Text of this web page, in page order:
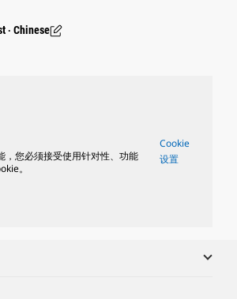
‧ Chinese
，您必须接受使用针对性、功能
。
Cookie
设置